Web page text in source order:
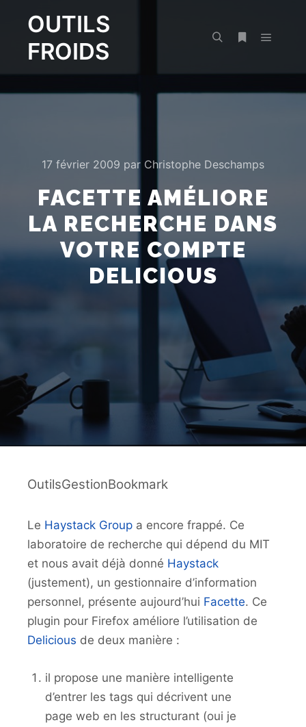
OUTILS
FROIDS
17 février 2009 par Christophe Deschamps
FACETTE AMÉLIORE
LA RECHERCHE DANS
VOTRE COMPTE
DELICIOUS
OutilsGestionBookmark
Le Haystack Group a encore frappé. Ce
laboratoire de recherche qui dépend du MIT
et nous avait déjà donné Haystack
(justement), un gestionnaire d’information
personnel, présente aujourd’hui Facette. Ce
plugin pour Firefox améliore l’utilisation de
Delicious de deux manière :
il propose une manière intelligente
d’entrer les tags qui décrivent une
page web en les structurant (oui je